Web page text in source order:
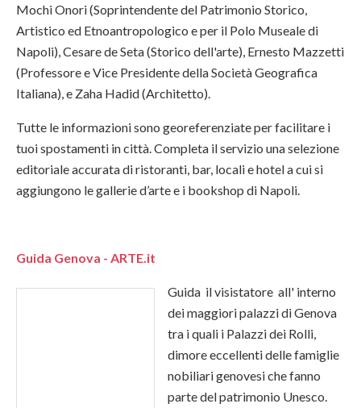
Mochi Onori (Soprintendente del Patrimonio Storico,
Artistico ed Etnoantropologico e per il Polo Museale di
Napoli), Cesare de Seta (Storico dell'arte), Ernesto Mazzetti
(Professore e Vice Presidente della Società Geografica
Italiana), e Zaha Hadid (Architetto).
Tutte le informazioni sono georeferenziate per facilitare i
tuoi spostamenti in città. Completa il servizio una selezione
editoriale accurata di ristoranti, bar, locali e hotel a cui si
aggiungono le gallerie d’arte e i bookshop di Napoli.
Guida Genova - ARTE.it
Guida il visistatore all' interno
dei maggiori palazzi di Genova
tra i quali i Palazzi dei Rolli,
dimore eccellenti delle famiglie
nobiliari genovesi che fanno
parte del patrimonio Unesco.